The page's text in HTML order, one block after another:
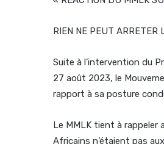
RIEN NE PEUT ARRETER
Suite à l’intervention du
27 août 2023, le
rapport à sa posture
Le MMLK tient à rappeler
Africains n’étaient pas